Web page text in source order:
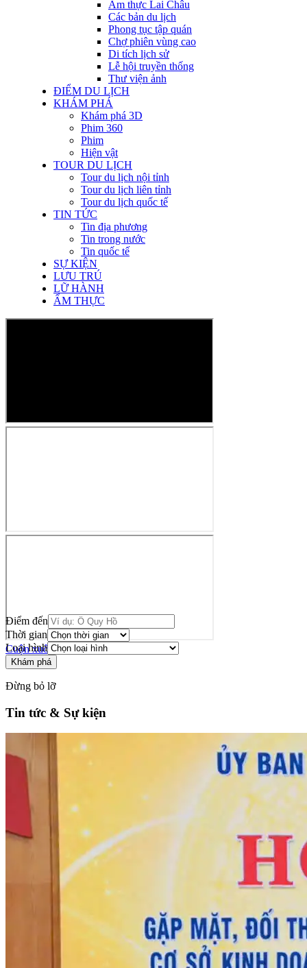
Ẩm thực Lai Châu
Các bản du lịch
Phong tục tập quán
Chợ phiên vùng cao
Di tích lịch sử
Lễ hội truyền thống
Thư viện ảnh
ĐIỂM DU LỊCH
KHÁM PHÁ
Khám phá 3D
Phim 360
Phim
Hiện vật
TOUR DU LỊCH
Tour du lịch nội tỉnh
Tour du lịch liên tỉnh
Tour du lịch quốc tế
TIN TỨC
Tin địa phương
Tin trong nước
Tin quốc tế
SỰ KIỆN
LƯU TRÚ
LỮ HÀNH
ẨM THỰC
Cuộn xuống
Điểm đến
Thời gian
Loại hình
Khám phá
Đừng bỏ lỡ
Tin tức & Sự kiện